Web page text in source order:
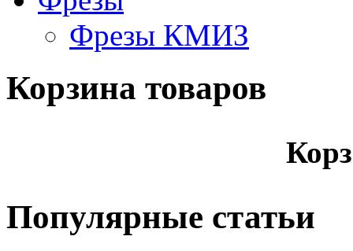
Фрезы КМИЗ
Корзина товаров
Популярные статьи